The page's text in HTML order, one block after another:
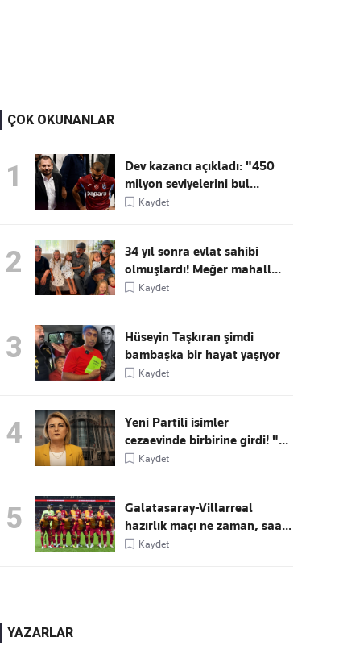
ÇOK OKUNANLAR
1
Dev kazancı açıkladı: "450
milyon seviyelerini bul...
Kaydet
2
34 yıl sonra evlat sahibi
olmuşlardı! Meğer mahall...
Kaydet
3
Hüseyin Taşkıran şimdi
bambaşka bir hayat yaşıyor
Kaydet
4
Yeni Partili isimler
cezaevinde birbirine girdi! "...
Kaydet
5
Galatasaray-Villarreal
hazırlık maçı ne zaman, saa...
Kaydet
YAZARLAR